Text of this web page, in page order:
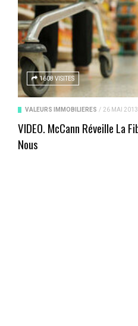
1608 VISITES
VALEURS IMMOBILIÈRES / 26 MAI 2013
VIDEO. McCann Réveille La
Nous